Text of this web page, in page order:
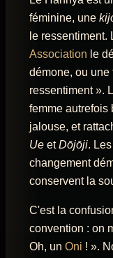
féminine, une
le ressentiment.
Association le
démone, ou une
ressentiment ».
femme autrefois
jalouse, et
Ue etDōjōji.
changement
conservent la
C'est la
convention : on
Oh, un Oni ! ».